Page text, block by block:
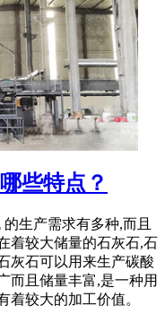
些特点？
生产需求有多种,而且
着较大储量的石灰石,石
灰石可以用来生产碳酸
而且储量丰富,是一种用
着较大的加工价值。